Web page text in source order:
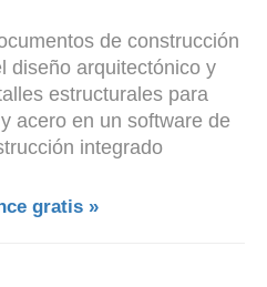
de construcción
diseño arquitectónico y
estructurales para
acero en un software de
integrado
gratis »